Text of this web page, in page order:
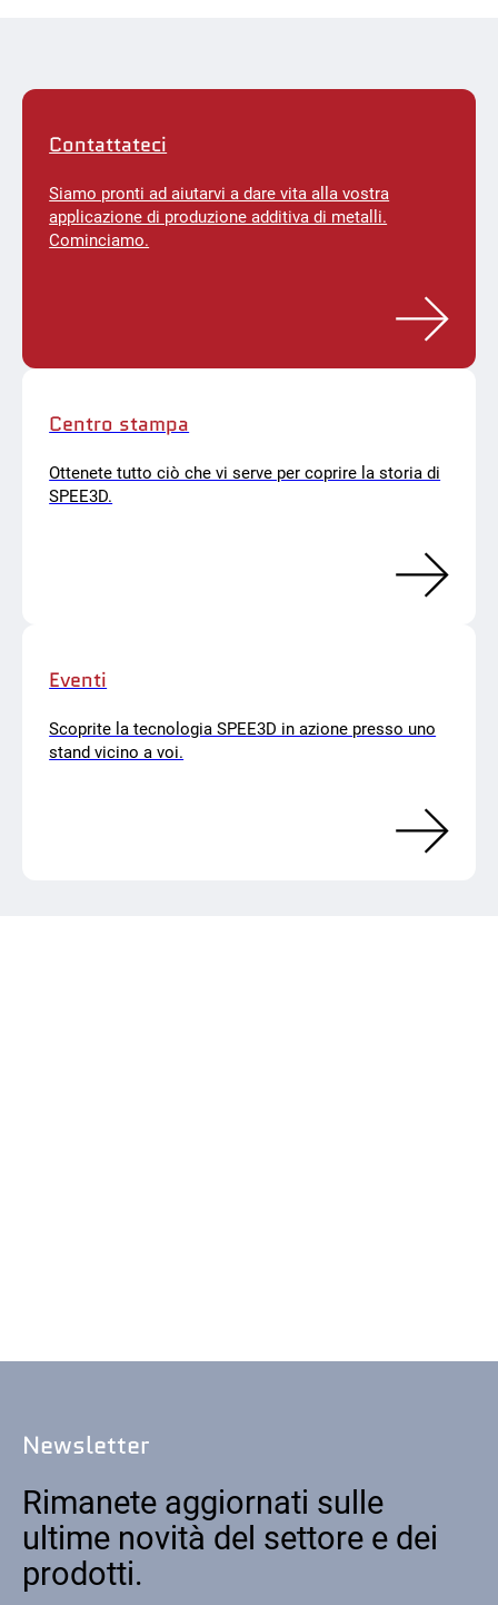
Contattateci
Siamo pronti ad aiutarvi a dare vita alla vostra
applicazione di produzione additiva di metalli.
Cominciamo.
Centro stampa
Ottenete tutto ciò che vi serve per coprire la storia di
SPEE3D.
Eventi
Scoprite la tecnologia SPEE3D in azione presso uno
stand vicino a voi.
Newsletter
Rimanete aggiornati sulle
ultime novità del settore e dei
prodotti.